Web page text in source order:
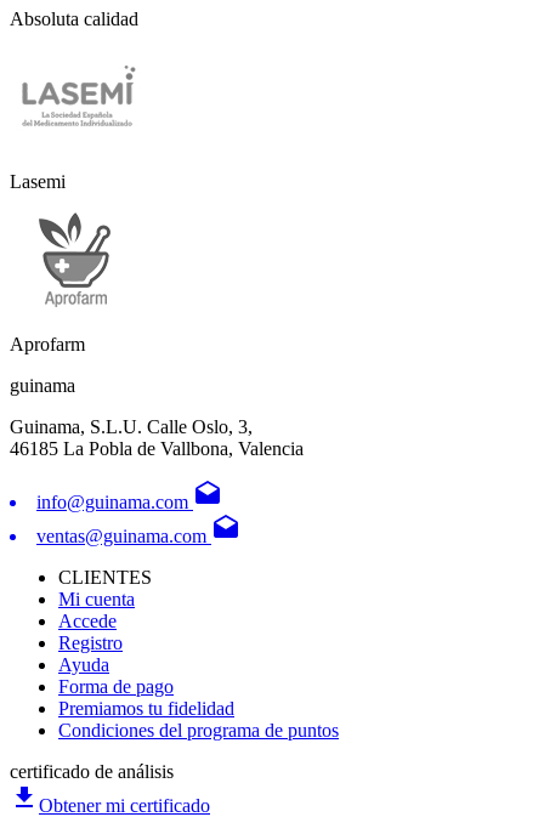
Absoluta calidad
Lasemi
Aprofarm
guinama
Guinama, S.L.U. Calle Oslo, 3,
46185 La Pobla de Vallbona, Valencia
info@guinama.com drafts
ventas@guinama.com drafts
CLIENTES
Mi cuenta
Accede
Registro
Ayuda
Forma de pago
Premiamos tu fidelidad
Condiciones del programa de puntos
certificado de análisis
file_download Obtener mi certificado